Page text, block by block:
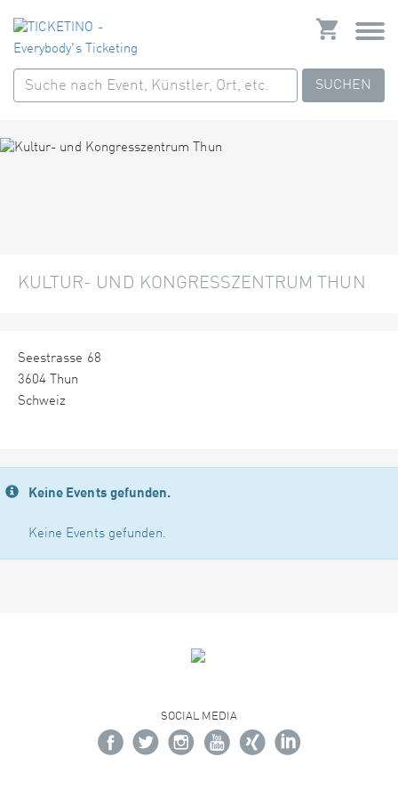
SUCHEN
KULTUR- UND KONGRESSZENTRUM THUN
Seestrasse 68
3604 Thun
Schweiz
Keine Events gefunden.
Keine Events gefunden.
SOCIAL MEDIA